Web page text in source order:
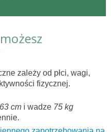
zależy od płci, wagi,
fizycznej.
cm i wadze 75 kg